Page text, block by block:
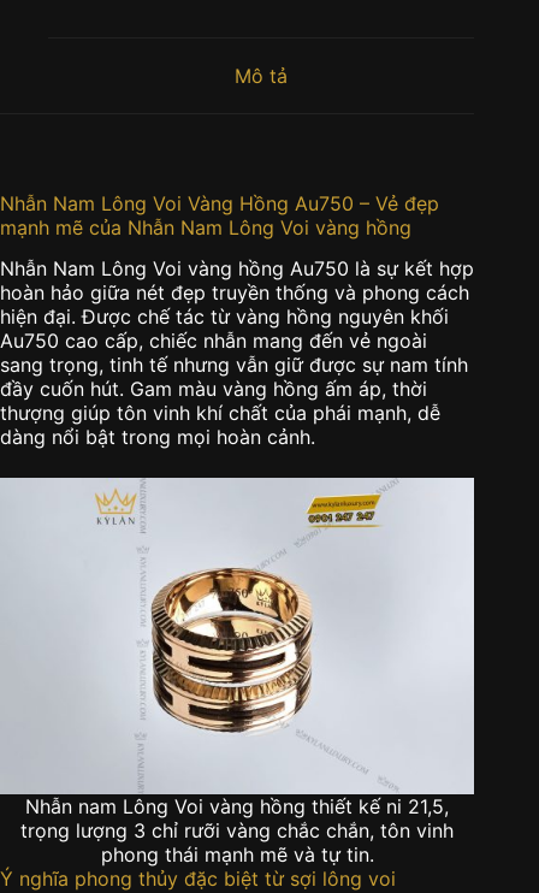
Mô tả
Nhẫn Nam Lông Voi Vàng Hồng Au750 – Vẻ đẹp
mạnh mẽ của Nhẫn Nam Lông Voi vàng hồng
Nhẫn Nam Lông Voi vàng hồng Au750 là sự kết hợp
hoàn hảo giữa nét đẹp truyền thống và phong cách
hiện đại. Được chế tác từ vàng hồng nguyên khối
Au750 cao cấp, chiếc nhẫn mang đến vẻ ngoài
sang trọng, tinh tế nhưng vẫn giữ được sự nam tính
đầy cuốn hút. Gam màu vàng hồng ấm áp, thời
thượng giúp tôn vinh khí chất của phái mạnh, dễ
dàng nổi bật trong mọi hoàn cảnh.
Nhẫn nam Lông Voi vàng hồng thiết kế ni 21,5,
trọng lượng 3 chỉ rưỡi vàng chắc chắn, tôn vinh
phong thái mạnh mẽ và tự tin.
Ý nghĩa phong thủy đặc biệt từ sợi lông voi